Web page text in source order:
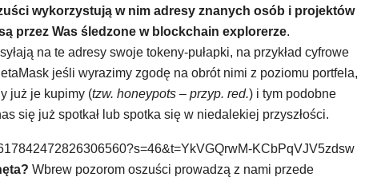
wykorzystują w nim adresy znanych osób i projektów
przez Was śledzone w blockchain explorerze.
na te adresy swoje tokeny-pułapki, na przykład cyfrowe
jeśli wyrazimy zgodę na obrót nimi z poziomu portfela,
już je kupimy (tzw. honeypots – przyp. red.) i tym podobne
się już spotkał lub spotka się w niedalekiej przyszłości.
KCbPqVJV5zdsw
Wbrew pozorom oszuści prowadzą z nami przede